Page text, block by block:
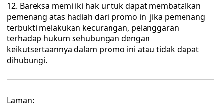
12. Bareksa memiliki hak untuk dapat membatalkan
pemenang atas hadiah dari promo ini jika pemenang
terbukti melakukan kecurangan, pelanggaran
terhadap hukum sehubungan dengan
keikutsertaannya dalam promo ini atau tidak dapat
dihubungi.
Laman: